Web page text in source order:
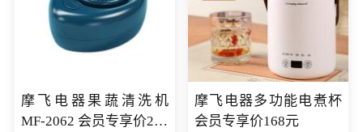
摩飞电器果蔬清洗机
MF-2062 会员专享价268
摩飞电器多功能电煮杯
会员专享价168元